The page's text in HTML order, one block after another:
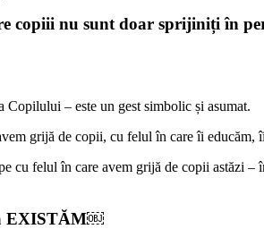
copiii nu sunt doar sprijiniți în
– este un gest simbolic și asumat.
grijă de copii, cu felul în care îi
cu felul în care avem grijă de copii astăzi –
EXISTĂM￼